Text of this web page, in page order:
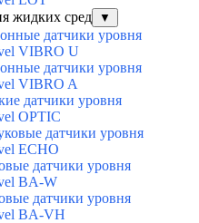
жидких сред
▼
датчики уровня
VIBRO U
датчики уровня
VIBRO A
датчики уровня
OPTIC
датчики уровня
ECHO
датчики уровня
BA-W
датчики уровня
BA-VH